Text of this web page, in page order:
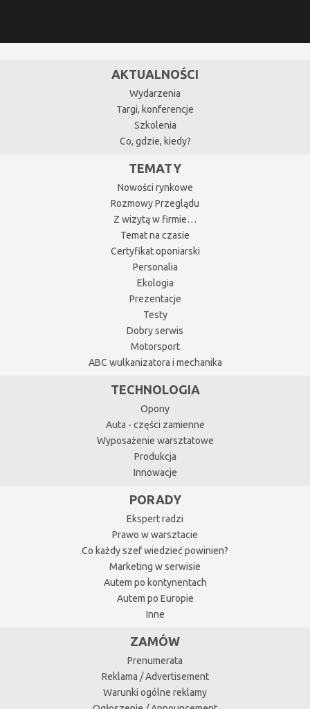
AKTUALNOŚCI
Wydarzenia
Targi, konferencje
Szkolenia
Co, gdzie, kiedy?
TEMATY
Nowości rynkowe
Rozmowy Przeglądu
Z wizytą w firmie…
Temat na czasie
Certyfikat oponiarski
Personalia
Ekologia
Prezentacje
Testy
Dobry serwis
Motorsport
ABC wulkanizatora i mechanika
TECHNOLOGIA
Opony
Auta - części zamienne
Wyposażenie warsztatowe
Produkcja
Innowacje
PORADY
Ekspert radzi
Prawo w warsztacie
Co każdy szef wiedzieć powinien?
Marketing w serwisie
Autem po kontynentach
Autem po Europie
Inne
ZAMÓW
Prenumerata
Reklama / Advertisement
Warunki ogólne reklamy